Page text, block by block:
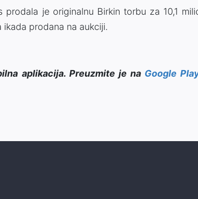
prodala je originalnu Birkin torbu za 10,1
prodana na aukciji.
aplikacija. Preuzmite je na Google